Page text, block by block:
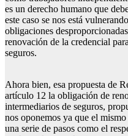
es un derecho humano que
este caso se nos está
obligaciones
renovación de la credencial
seguros.
Ahora bien, esa propuesta de
artículo 12 la obligación de
intermediarios de seguros,
nos oponemos ya que el
una serie de pasos como el